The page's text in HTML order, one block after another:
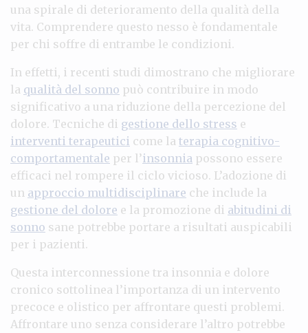
una spirale di deterioramento della qualità della
vita. Comprendere questo nesso è fondamentale
per chi soffre di entrambe le condizioni.
In effetti, i recenti studi dimostrano che migliorare
la qualità del sonno può contribuire in modo
significativo a una riduzione della percezione del
dolore. Tecniche di gestione dello stress e
interventi terapeutici come la terapia cognitivo-
comportamentale per l’insonnia possono essere
efficaci nel rompere il ciclo vicioso. L’adozione di
un approccio multidisciplinare che include la
gestione del dolore e la promozione di abitudini di
sonno sane potrebbe portare a risultati auspicabili
per i pazienti.
Questa interconnessione tra insonnia e dolore
cronico sottolinea l’importanza di un intervento
precoce e olistico per affrontare questi problemi.
Affrontare uno senza considerare l’altro potrebbe